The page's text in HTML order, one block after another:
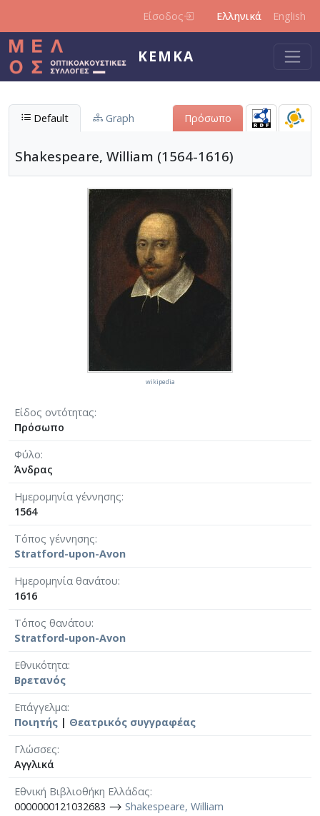
Είσοδος Ελληνικά English
ΚΕΜΚΑ
Default Graph Πρόσωπο
Shakespeare, William (1564-1616)
Είδος οντότητας
Πρόσωπο
Φύλο
Άνδρας
Ημερομηνία γέννησης
1564
Τόπος γέννησης
Stratford-upon-Avon
Ημερομηνία θανάτου
1616
Τόπος θανάτου
Stratford-upon-Avon
Εθνικότητα
Βρετανός
Επάγγελμα
Ποιητής | Θεατρικός συγγραφέας
Γλώσσες
Αγγλικά
Εθνική Βιβλιοθήκη Ελλάδας
0000000121032683 ⟶ Shakespeare, William
wikipedia